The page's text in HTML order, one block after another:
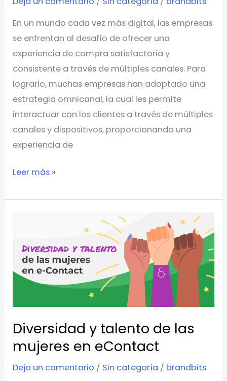
En un mundo cada vez más digital, las empresas
se enfrentan al desafío de ofrecer una
experiencia de compra satisfactoria y
consistente a través de múltiples canales. Para
lograrlo, muchas empresas han adoptado una
estrategia omnicanal, la cual les permite
interactuar con los clientes a través de múltiples
canales y dispositivos, proporcionando una
experiencia de
clientes
Leer más »
Diversidad y talento de las
mujeres en eContact
Deja un comentario / Sin categoría / brandbits
talento
de
las
en
eContact